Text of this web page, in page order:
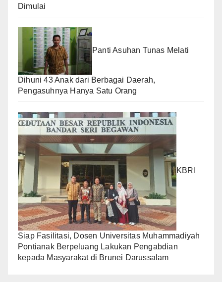
Dimulai
Panti Asuhan Tunas Melati
Dihuni 43 Anak dari Berbagai Daerah,
Pengasuhnya Hanya Satu Orang
KBRI
Siap Fasilitasi, Dosen Universitas Muhammadiyah
Pontianak Berpeluang Lakukan Pengabdian
kepada Masyarakat di Brunei Darussalam